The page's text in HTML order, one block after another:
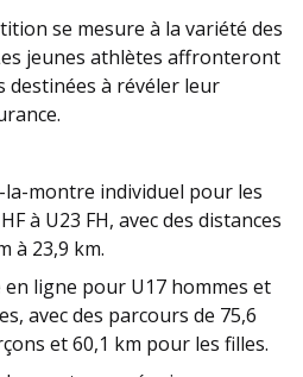
se mesure à la variété des
jeunes athlètes affronteront
destinées à révéler leur
montre individuel pour les
à U23 FH, avec des distances
à 23,9 km.
en ligne pour U17 hommes et
avec des parcours de 75,6
et 60,1 km pour les filles.